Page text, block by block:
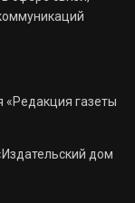
газеты
дом